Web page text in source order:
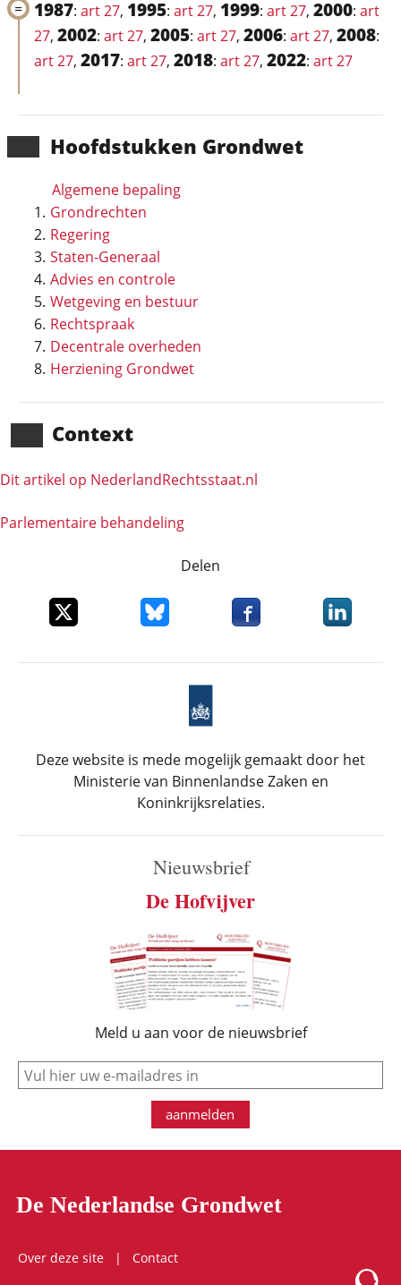
Hoofd­stukken Grondwet
Algemene bepaling
Grondrechten
Regering
Staten-Generaal
Advies en controle
Wetgeving en bestuur
Rechtspraak
Decentrale overheden
Herziening Grondwet
Context
Dit artikel op NederlandRechts­staat.nl
Parlementaire behandeling
1987: art 27, 1995: art 27, 1999: art 27, 2000: art
27, 2002: art 27, 2005: art 27, 2006: art 27, 2008:
art 27, 2017: art 27, 2018: art 27, 2022: art 27
Delen
Deel dit item op XDeel dit item op Bluesky
Deel dit item opDeel dit
Deze website is mede mogelijk gemaakt door het
Ministerie van Binnenlandse Zaken en
Koninkrijksrelaties.
Nieuwsbrief
De Hofvijver
Meld u aan voor de nieuwsbrief
e-mail
aanmelden
De Nederlandse Grondwet
Over deze site
Contact
Logo